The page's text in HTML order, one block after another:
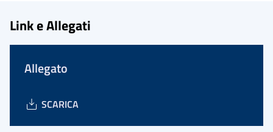
Link e Allegati
Allegato
SCARICA